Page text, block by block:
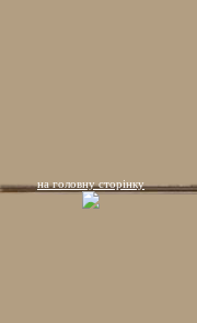
на головну сторінку